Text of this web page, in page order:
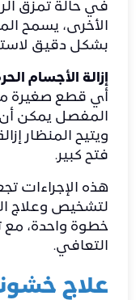
في حالة تمزق
الأخرى، يسمح
بشكل دقيق
إزالة الأجسام
أي قطع صغيرة
المفصل يمكن أن
ويتيح المنظار
فتح كبير.
هذه الإجراءات
لتشخيص وعلاج
خطوة واحدة، مع
التعافي.
علاج